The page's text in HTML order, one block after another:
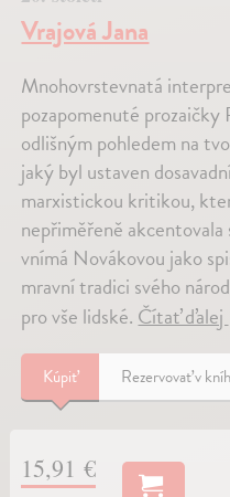
Vrajová Jana
Mnohovrstevnatá
pozapomenuté prozaičky
odlišným pohledem na
jaký byl ustaven
marxistickou kritikou,
nepřiměřeně
vnímá Novákovou jako
mravní tradici svého
pro vše lidské.Čítať ďalej
Kúpiť Rezervovať v
15,91 €